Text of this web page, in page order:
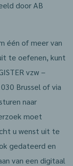
door AB
één of meer van
te oefenen, kunt
vzw –
Brussel of via
naar
moet
u wenst uit te
gedateerd en
van een digitaal